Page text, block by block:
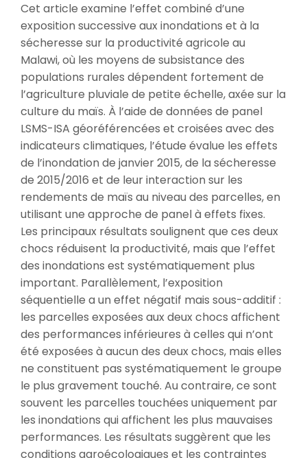
Cet article examine l’effet combiné d’une
exposition successive aux inondations et à la
sécheresse sur la productivité agricole au
Malawi, où les moyens de subsistance des
populations rurales dépendent fortement de
l’agriculture pluviale de petite échelle, axée sur la
culture du maïs. À l’aide de données de panel
LSMS-ISA géoréférencées et croisées avec des
indicateurs climatiques, l’étude évalue les effets
de l’inondation de janvier 2015, de la sécheresse
de 2015/2016 et de leur interaction sur les
rendements de maïs au niveau des parcelles, en
utilisant une approche de panel à effets fixes.
Les principaux résultats soulignent que ces deux
chocs réduisent la productivité, mais que l’effet
des inondations est systématiquement plus
important. Parallèlement, l’exposition
séquentielle a un effet négatif mais sous-additif :
les parcelles exposées aux deux chocs affichent
des performances inférieures à celles qui n’ont
été exposées à aucun des deux chocs, mais elles
ne constituent pas systématiquement le groupe
le plus gravement touché. Au contraire, ce sont
souvent les parcelles touchées uniquement par
les inondations qui affichent les plus mauvaises
performances. Les résultats suggèrent que les
conditions agroécologiques et les contraintes